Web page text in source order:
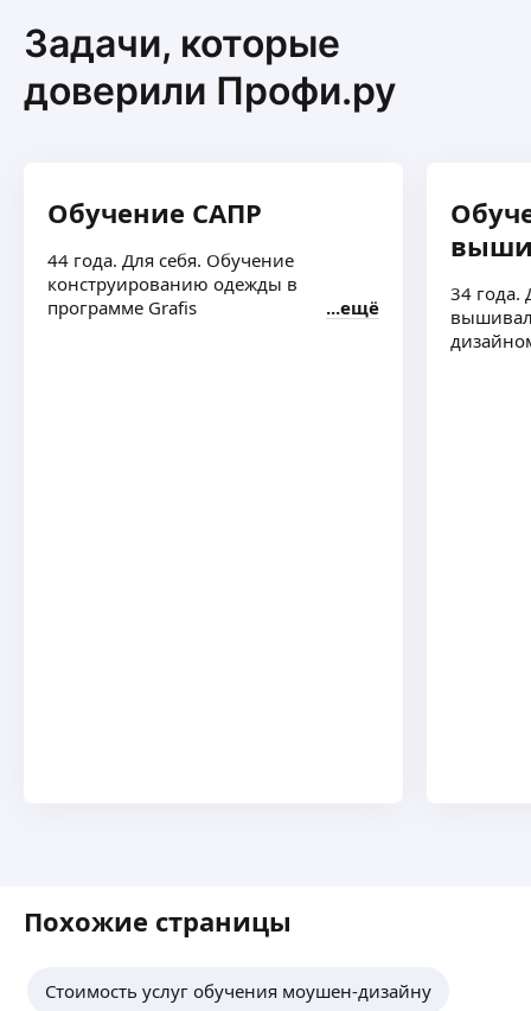
Задачи, которые
доверили Профи.ру
Обучение САПР
44 года. Для себя. Обучение
конструированию одежды в
программе Grafis
ещё
34 года.
Похожие страницы
Стоимость услуг обучения моушен-дизайну